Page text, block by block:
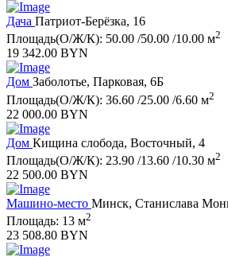
Дача Патриот-Берёзка, 16
Площадь(О/Ж/К): 50.00 /50.00 /10.00 м2
19 342.00 BYN
Дом Заболотье, Парковая, 6Б
Площадь(О/Ж/К): 36.60 /25.00 /6.60 м2
22 000.00 BYN
Дом Кищина слобода, Восточный, 4
Площадь(О/Ж/К): 23.90 /13.60 /10.30 м2
22 500.00 BYN
Машино-место Минск, Станислава
Площадь: 13 м2
23 508.80 BYN